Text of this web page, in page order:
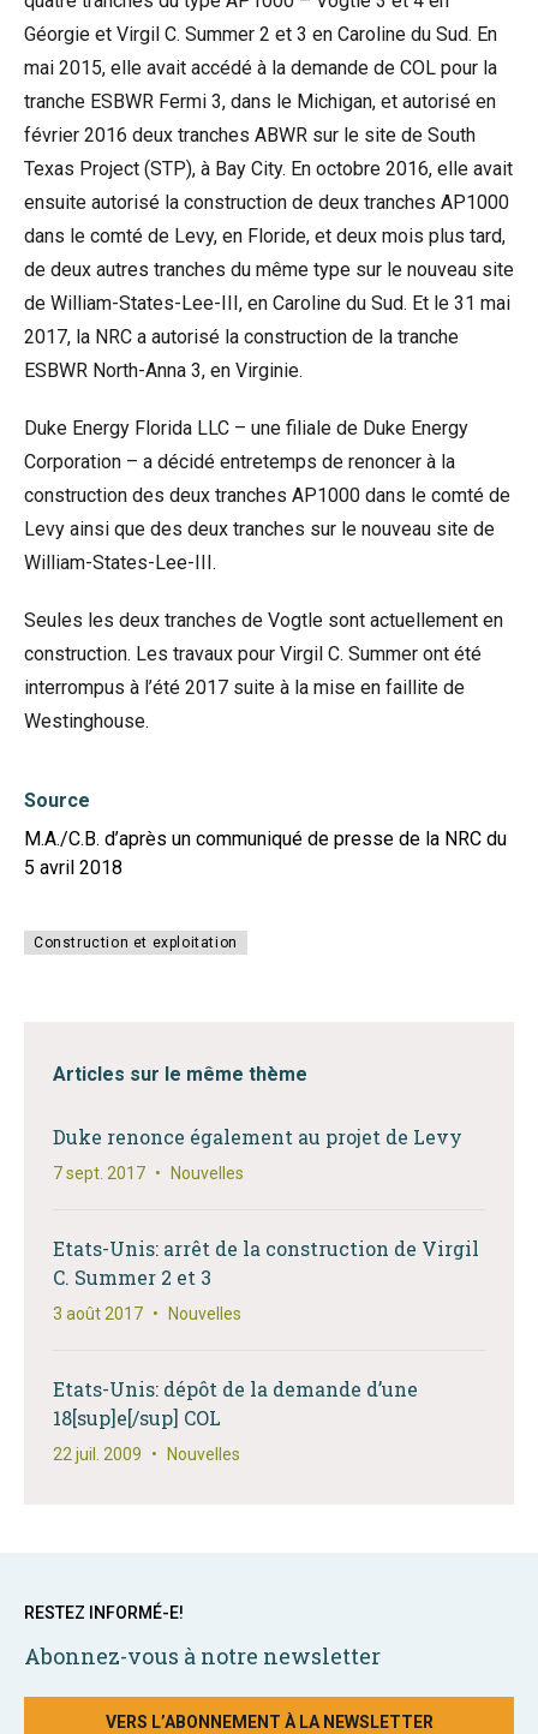
Géorgie et Virgil C. Summer 2 et 3 en Caroline du Sud. En
mai 2015, elle avait accédé à la demande de COL pour la
tranche ESBWR Fermi 3, dans le Michigan, et autorisé en
février 2016 deux tranches ABWR sur le site de South
Texas Project (STP), à Bay City. En octobre 2016, elle avait
ensuite autorisé la construction de deux tranches AP1000
dans le comté de Levy, en Floride, et deux mois plus tard,
de deux autres tranches du même type sur le nouveau site
de William-States-Lee-III, en Caroline du Sud. Et le 31 mai
2017, la NRC a autorisé la construction de la tranche
ESBWR North-Anna 3, en Virginie.
Duke Energy Florida LLC – une filiale de Duke Energy
Corporation – a décidé entretemps de renoncer à la
construction des deux tranches AP1000 dans le comté de
Levy ainsi que des deux tranches sur le nouveau site de
William-States-Lee-III.
Seules les deux tranches de Vogtle sont actuellement en
construction. Les travaux pour Virgil C. Summer ont été
interrompus à l’été 2017 suite à la mise en faillite de
Westinghouse.
Source
M.A./C.B. d’après un communiqué de presse de la NRC du
5 avril 2018
Construction et exploitation
Articles sur le même thème
Duke renonce également au projet de Levy
7 sept. 2017 • Nouvelles
Etats-Unis: arrêt de la construction de Virgil
C. Summer 2 et 3
3 août 2017 • Nouvelles
Etats-Unis: dépôt de la demande d’une
18[sup]e[/sup] COL
22 juil. 2009 • Nouvelles
RESTEZ INFORMÉ-E!
Abonnez-vous à notre newsletter
VERS L’ABONNEMENT À LA NEWSLETTER